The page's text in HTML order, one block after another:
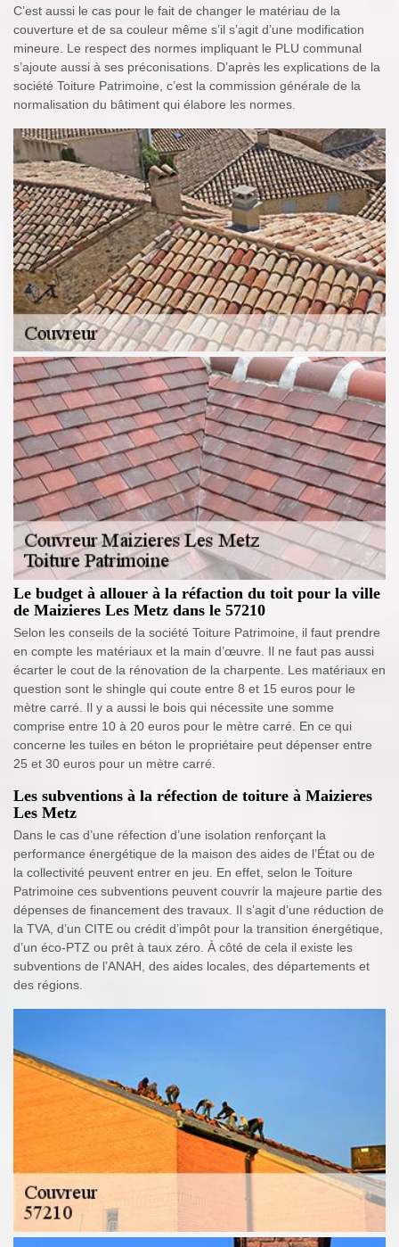
C’est aussi le cas pour le fait de changer le matériau de la
couverture et de sa couleur même s’il s’agit d’une modification
mineure. Le respect des normes impliquant le PLU communal
s’ajoute aussi à ses préconisations. D’après les explications de la
société Toiture Patrimoine, c’est la commission générale de la
normalisation du bâtiment qui élabore les normes.
Le budget à allouer à la réfaction du toit pour la ville
de Maizieres Les Metz dans le 57210
Selon les conseils de la société Toiture Patrimoine, il faut prendre
en compte les matériaux et la main d’œuvre. Il ne faut pas aussi
écarter le cout de la rénovation de la charpente. Les matériaux en
question sont le shingle qui coute entre 8 et 15 euros pour le
mètre carré. Il y a aussi le bois qui nécessite une somme
comprise entre 10 à 20 euros pour le mètre carré. En ce qui
concerne les tuiles en béton le propriétaire peut dépenser entre
25 et 30 euros pour un mètre carré.
Les subventions à la réfection de toiture à Maizieres
Les Metz
Dans le cas d’une réfection d’une isolation renforçant la
performance énergétique de la maison des aides de l’État ou de
la collectivité peuvent entrer en jeu. En effet, selon le Toiture
Patrimoine ces subventions peuvent couvrir la majeure partie des
dépenses de financement des travaux. Il s’agit d’une réduction de
la TVA, d’un CITE ou crédit d’impôt pour la transition énergétique,
d’un éco-PTZ ou prêt à taux zéro. À côté de cela il existe les
subventions de l’ANAH, des aides locales, des départements et
des régions.